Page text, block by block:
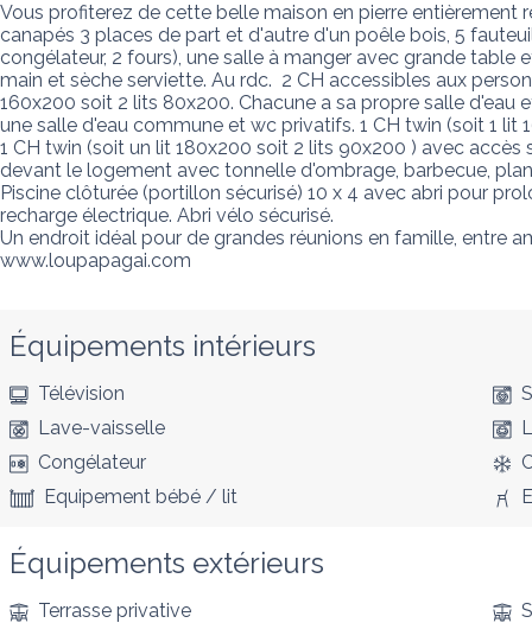
Vous profiterez de cette belle maison en pierre entièrement
canapés 3 places de part et d'autre d'un poêle bois, 5
congélateur, 2 fours), une salle à manger avec grande
main et sèche serviette. Au rdc.  2 CH accessibles aux
160x200 soit 2 lits 80x200. Chacune a sa propre salle d'eau
une salle d'eau commune et wc privatifs. 1 CH twin (soit 1 lit
1 CH twin (soit un lit 180x200 soit 2 lits 90x200 ) avec
devant le logement avec tonnelle d'ombrage, barbecue,
Piscine clôturée (portillon sécurisé) 10 x 4 avec abri pour
recharge électrique. Abri vélo sécurisé.
Un endroit idéal pour de grandes réunions en famille, entre
www.loupapagai.com
Équipements intérieurs
Télévision
Lave-vaisselle
Congélateur
Equipement bébé / lit
Équipements extérieurs
Terrasse privative